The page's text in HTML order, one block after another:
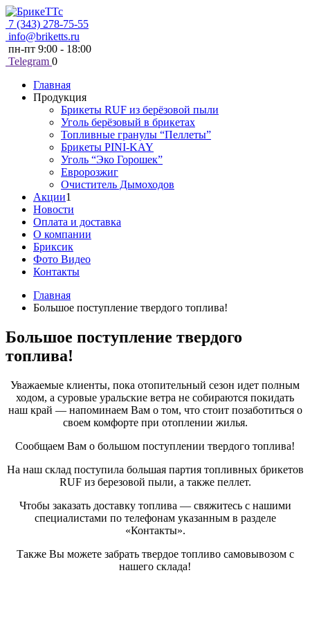
7 (343) 278-75-55
info@briketts.ru
пн-пт 9:00 - 18:00
Telegram 0
Главная
Продукция
Брикеты RUF из берёзовой пыли
Уголь берёзовый в брикетах
Топливные гранулы “Пеллеты”
Брикеты PINI-KAY
Уголь “Эко Горошек”
Евророзжиг
Очиститель Дымоходов
Акции1
Новости
Оплата и доставка
О компании
Бриксик
Фото Видео
Контакты
Главная
Большое поступление твердого топлива!
Большое поступление твердого
топлива!
Уважаемые клиенты, пока отопительный сезон идет полным
ходом, а суровые уральские ветра не собираются покидать
наш край — напоминаем Вам о том, что стоит позаботиться о
своем комфорте при отоплении жилья.
Сообщаем Вам о большом поступлении твердого топлива!
На наш склад поступила большая партия топливных брикетов
RUF из березовой пыли, а также пеллет.
Чтобы заказать доставку топлива — свяжитесь с нашими
специалистами по телефонам указанным в разделе
«Контакты».
Также Вы можете забрать твердое топливо самовывозом с
нашего склада!